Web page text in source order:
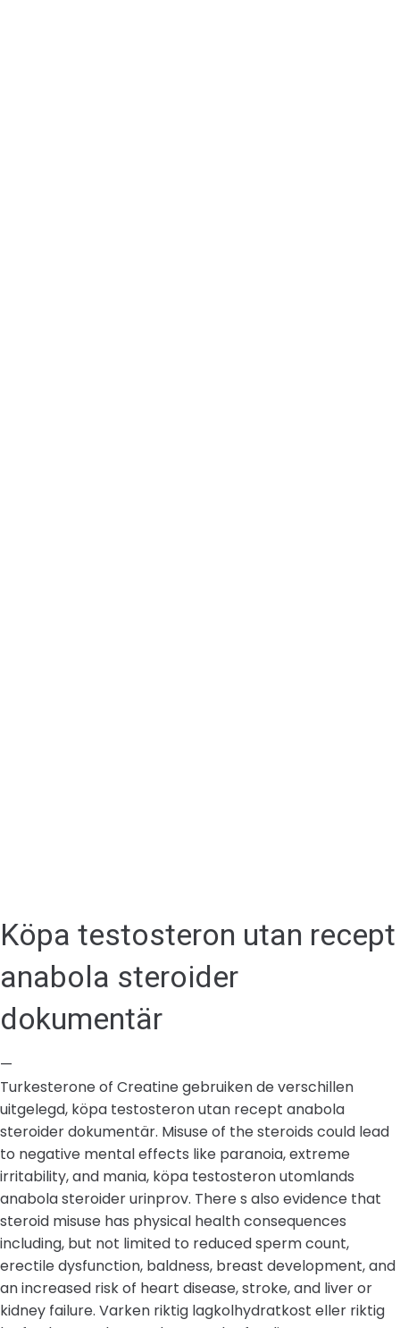
Köpa testosteron utan recept
anabola steroider
dokumentär
—
Turkesterone of Creatine gebruiken de verschillen
uitgelegd, köpa testosteron utan recept anabola
steroider dokumentär. Misuse of the steroids could lead
to negative mental effects like paranoia, extreme
irritability, and mania, köpa testosteron utomlands
anabola steroider urinprov. There s also evidence that
steroid misuse has physical health consequences
including, but not limited to reduced sperm count,
erectile dysfunction, baldness, breast development, and
an increased risk of heart disease, stroke, and liver or
kidney failure. Varken riktig lagkolhydratkost eller riktig